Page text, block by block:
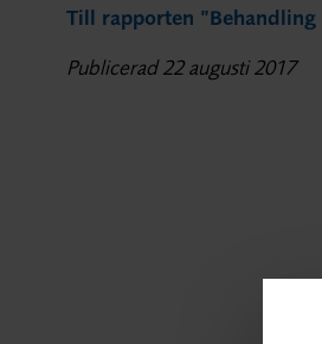
Till rapporten
Publicerad 22 augusti 2017